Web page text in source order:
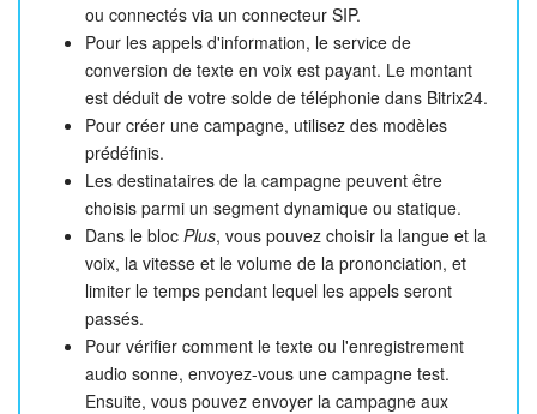
ou connectés via un connecteur SIP.
Pour les appels d'information, le service de
conversion de texte en voix est payant. Le montant
est déduit de votre solde de téléphonie dans Bitrix24.
Pour créer une campagne, utilisez des modèles
prédéfinis.
Les destinataires de la campagne peuvent être
choisis parmi un segment dynamique ou statique.
Dans le bloc Plus, vous pouvez choisir la langue et la
voix, la vitesse et le volume de la prononciation, et
limiter le temps pendant lequel les appels seront
passés.
Pour vérifier comment le texte ou l'enregistrement
audio sonne, envoyez-vous une campagne test.
Ensuite, vous pouvez envoyer la campagne aux